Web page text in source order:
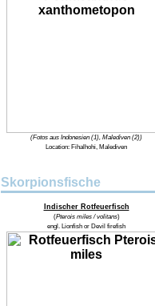
(Fotos aus Indonesien (1), Malediven (2))
Location: Fihalhohi, Malediven
Skorpionsfische
Indischer Rotfeuerfisch
(Pterois miles / volitans)
engl. Lionfish or Devil firefish